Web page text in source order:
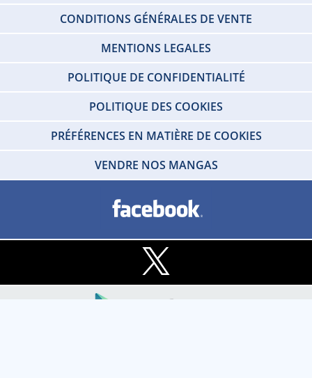
CONDITIONS GÉNÉRALES DE VENTE
MENTIONS LEGALES
POLITIQUE DE CONFIDENTIALITÉ
POLITIQUE DES COOKIES
PRÉFÉRENCES EN MATIÈRE DE COOKIES
VENDRE NOS MANGAS